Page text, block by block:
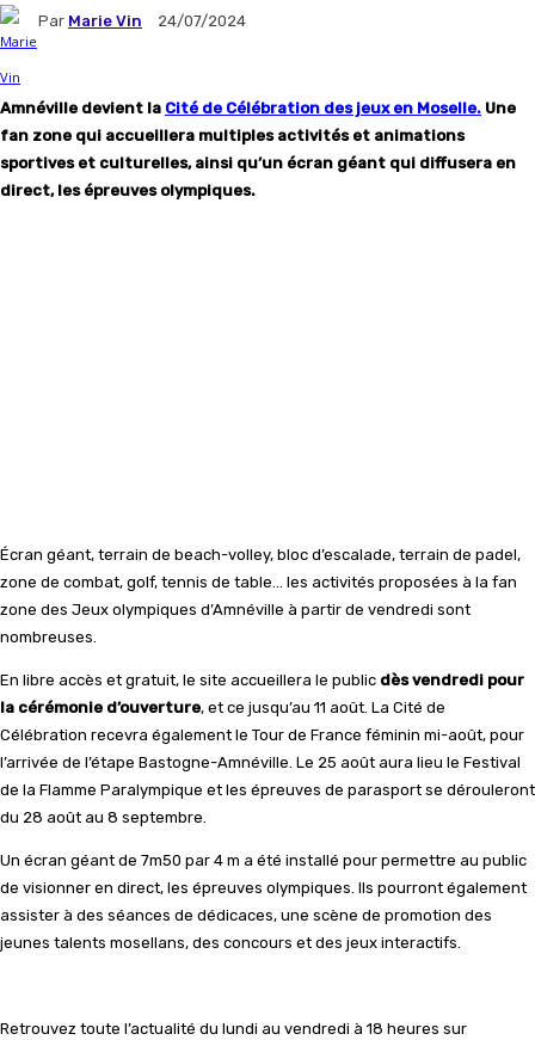
Par Marie Vin 24/07/2024
Amnéville devient la Cité de Célébration des jeux en Moselle. Une
fan zone qui accueillera multiples activités et animations
sportives et culturelles, ainsi qu’un écran géant qui diffusera en
direct, les épreuves olympiques.
Écran géant, terrain de beach-volley, bloc d’escalade, terrain de padel,
zone de combat, golf, tennis de table… les activités proposées à la fan
zone des Jeux olympiques d’Amnéville à partir de vendredi sont
nombreuses.
En libre accès et gratuit, le site accueillera le public dès vendredi pour
la cérémonie d’ouverture, et ce jusqu’au 11 août. La Cité de
Célébration recevra également le Tour de France féminin mi-août, pour
l’arrivée de l’étape Bastogne-Amnéville. Le 25 août aura lieu le Festival
de la Flamme Paralympique et les épreuves de parasport se dérouleront
du 28 août au 8 septembre.
Un écran géant de 7m50 par 4 m a été installé pour permettre au public
de visionner en direct, les épreuves olympiques. Ils pourront également
assister à des séances de dédicaces, une scène de promotion des
jeunes talents mosellans, des concours et des jeux interactifs.
Retrouvez toute l’actualité du lundi au vendredi à 18 heures sur